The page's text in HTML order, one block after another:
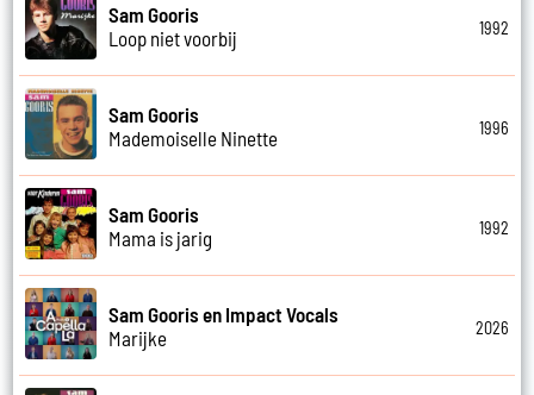
Sam Gooris
Loop niet voorbij
1992
Sam Gooris
Mademoiselle Ninette
1996
Sam Gooris
Mama is jarig
1992
Sam Gooris en Impact Vocals
Marijke
2026